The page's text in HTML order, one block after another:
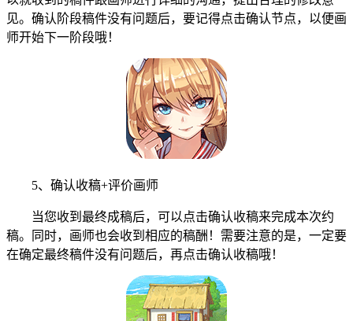
见。确认阶段稿件没有问题后，要记得点击确认节点，以便画
师开始下一阶段哦！
5、确认收稿+评价画师
当您收到最终成稿后，可以点击确认收稿来完成本次约
稿。同时，画师也会收到相应的稿酬！需要注意的是，一定要
在确定最终稿件没有问题后，再点击确认收稿哦！